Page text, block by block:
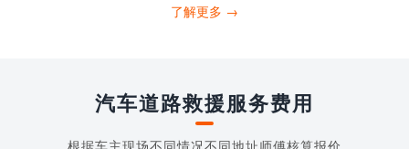
打4006363122请求送油人员来帮助你。
了解更多 →
汽车道路救援服务费用
根据车主现场不同情况不同地址师傅核算报价